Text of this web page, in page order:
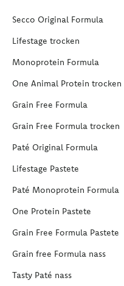
Secco Original Formula
Lifestage trocken
Monoprotein Formula
One Animal Protein trocken
Grain Free Formula
Grain Free Formula trocken
Paté Original Formula
Lifestage Pastete
Paté Monoprotein Formula
One Protein Pastete
Grain Free Formula Pastete
Grain free Formula nass
Tasty Paté nass